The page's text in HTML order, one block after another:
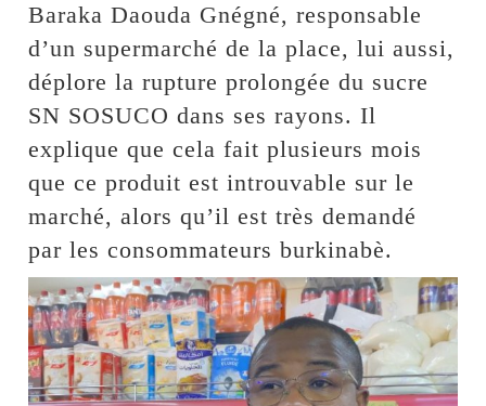
Baraka Daouda Gnégné, responsable
d’un supermarché de la place, lui aussi,
déplore la rupture prolongée du sucre
SN SOSUCO dans ses rayons. Il
explique que cela fait plusieurs mois
que ce produit est introuvable sur le
marché, alors qu’il est très demandé
par les consommateurs burkinabè.